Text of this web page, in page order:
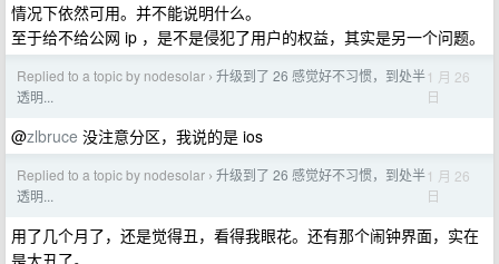
情况下依然可用。并不能说明什么。
至于给不给公网 ip ，是不是侵犯了用户的权益，其实是另一个问题。
Replied to a topic by nodesolar › 升级到了 26 感觉好不习惯，到处半
透明...
1 月 26
日
@zlbruce 没注意分区，我说的是 ios
Replied to a topic by nodesolar › 升级到了 26 感觉好不习惯，到处半
透明...
1 月 26
日
用了几个月了，还是觉得丑，看得我眼花。还有那个闹钟界面，实在
是太丑了。